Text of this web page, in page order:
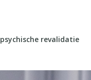
psychische revalidatie